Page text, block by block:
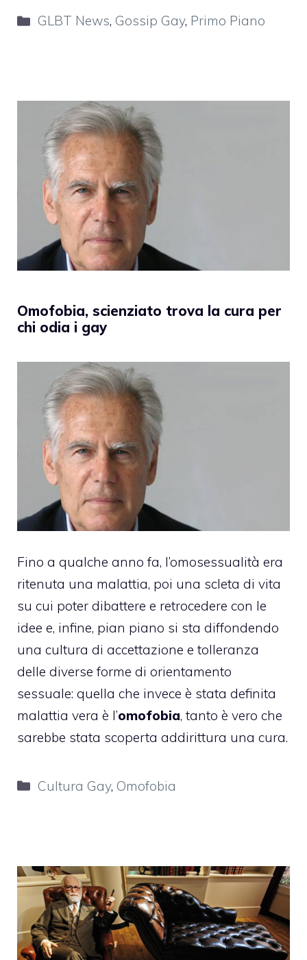
Categorie
GLBT News, Gossip Gay, Primo Piano
Omofobia, scienziato trova la cura per
chi odia i gay
Fino a qualche anno fa, l’omosessualità era
ritenuta una malattia, poi una scleta di vita
su cui poter dibattere e retrocedere con le
idee e, infine, pian piano si sta diffondendo
una cultura di accettazione e tolleranza
delle diverse forme di orientamento
sessuale: quella che invece è stata definita
malattia vera è l’omofobia, tanto è vero che
sarebbe stata scoperta addirittura una cura.
Categorie
Cultura Gay, Omofobia